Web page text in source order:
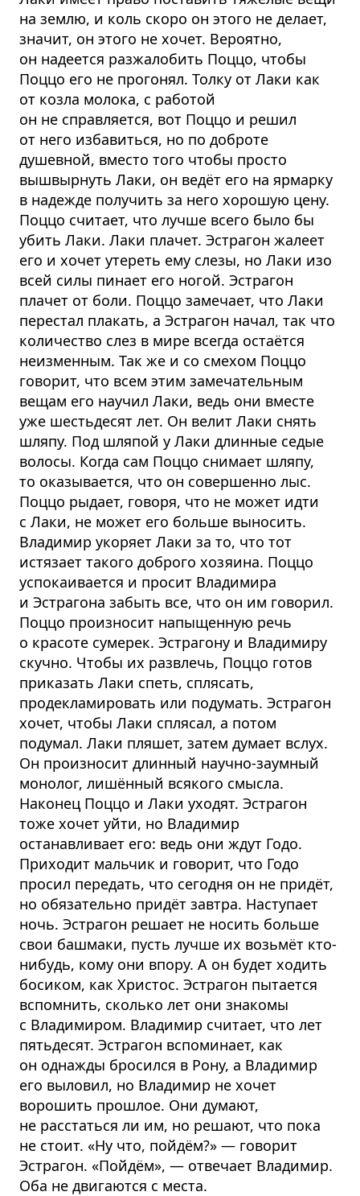
на землю, и коль скоро он этого не делает,
значит, он этого не хочет. Вероятно,
он надеется разжалобить Поццо, чтобы
Поццо его не прогонял. Толку от Лаки как
от козла молока, с работой
он не справляется, вот Поццо и решил
от него избавиться, но по доброте
душевной, вместо того чтобы просто
вышвырнуть Лаки, он ведёт его на ярмарку
в надежде получить за него хорошую цену.
Поццо считает, что лучше всего было бы
убить Лаки. Лаки плачет. Эстрагон жалеет
его и хочет утереть ему слезы, но Лаки изо
всей силы пинает его ногой. Эстрагон
плачет от боли. Поццо замечает, что Лаки
перестал плакать, а Эстрагон начал, так что
количество слез в мире всегда остаётся
неизменным. Так же и со смехом Поццо
говорит, что всем этим замечательным
вещам его научил Лаки, ведь они вместе
уже шестьдесят лет. Он велит Лаки снять
шляпу. Под шляпой у Лаки длинные седые
волосы. Когда сам Поццо снимает шляпу,
то оказывается, что он совершенно лыс.
Поццо рыдает, говоря, что не может идти
с Лаки, не может его больше выносить.
Владимир укоряет Лаки за то, что тот
истязает такого доброго хозяина. Поццо
успокаивается и просит Владимира
и Эстрагона забыть все, что он им говорил.
Поццо произносит напыщенную речь
о красоте сумерек. Эстрагону и Владимиру
скучно. Чтобы их развлечь, Поццо готов
приказать Лаки спеть, сплясать,
продекламировать или подумать. Эстрагон
хочет, чтобы Лаки сплясал, а потом
подумал. Лаки пляшет, затем думает вслух.
Он произносит длинный научно-заумный
монолог, лишённый всякого смысла.
Наконец Поццо и Лаки уходят. Эстрагон
тоже хочет уйти, но Владимир
останавливает его: ведь они ждут Годо.
Приходит мальчик и говорит, что Годо
просил передать, что сегодня он не придёт,
но обязательно придёт завтра. Наступает
ночь. Эстрагон решает не носить больше
свои башмаки, пусть лучше их возьмёт кто-
нибудь, кому они впору. А он будет ходить
босиком, как Христос. Эстрагон пытается
вспомнить, сколько лет они знакомы
с Владимиром. Владимир считает, что лет
пятьдесят. Эстрагон вспоминает, как
он однажды бросился в Рону, а Владимир
его выловил, но Владимир не хочет
ворошить прошлое. Они думают,
не расстаться ли им, но решают, что пока
не стоит. «Ну что, пойдём?» — говорит
Эстрагон. «Пойдём», — отвечает Владимир.
Оба не двигаются с места.